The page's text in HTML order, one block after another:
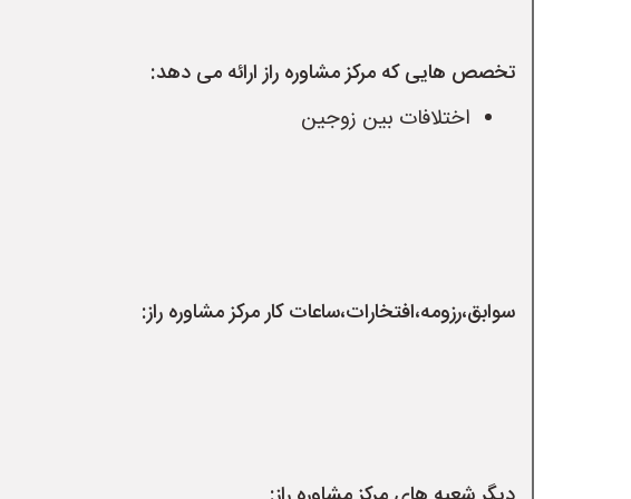
تخصص هایی که مرکز مشاوره راز ارائه می دهد:
اختلافات بین زوجین
سوابق،رزومه،افتخارات،ساعات کار مرکز مشاوره راز: